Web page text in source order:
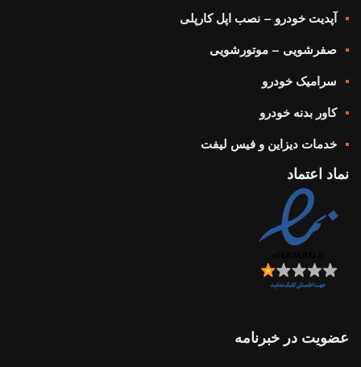
آپدیت خودرو – نصب اپل کارپلی
صفرشویی – موتورشویی
سرامیک خودرو
کاور بدنه خودرو
خدمات دیزاین و فیس لیفت
نماد اعتماد
عضویت در خبرنامه